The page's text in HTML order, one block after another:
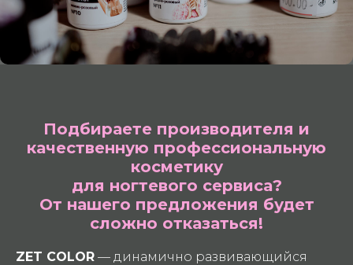
Подбираете производителя и
качественную профессиональную
косметику
для ногтевого сервиса?
От нашего предложения будет
сложно отказаться!
ZET COLOR — динамично развивающийся